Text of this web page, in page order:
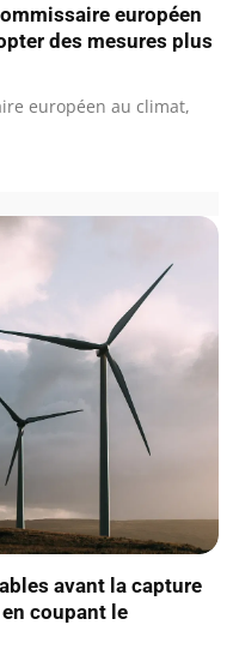
européen
des mesures plus
européen au climat,
avant la capture
coupant le